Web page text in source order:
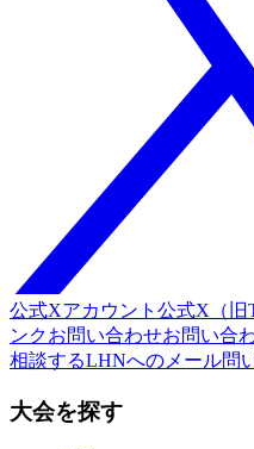
公式Xアカウント 公式X（旧
ンクお問い合わせお問い合
相談するLHNへのメール問
大会を探す